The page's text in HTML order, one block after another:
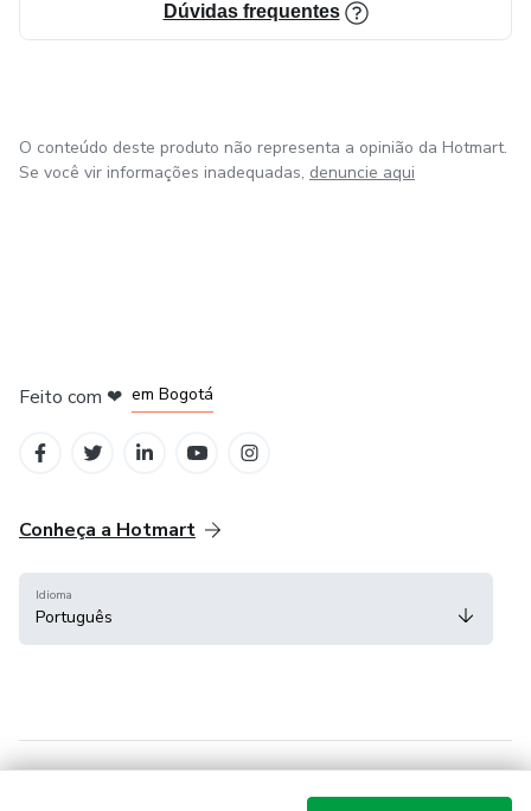
Dúvidas frequentes
O conteúdo deste produto não representa a opinião da Hotmart.
Se você vir informações inadequadas, denuncie aqui
Feito com ❤ em Bogotá
Conheça a Hotmart
Idioma
Português